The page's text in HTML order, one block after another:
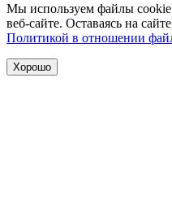
Мы используем файлы
веб-сайте. Оставаясь на
Политикой в отношении
Хорошо